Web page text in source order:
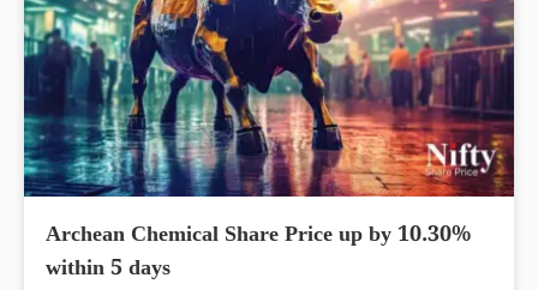
Archean Chemical Share Price up by 10.30%
within 5 days